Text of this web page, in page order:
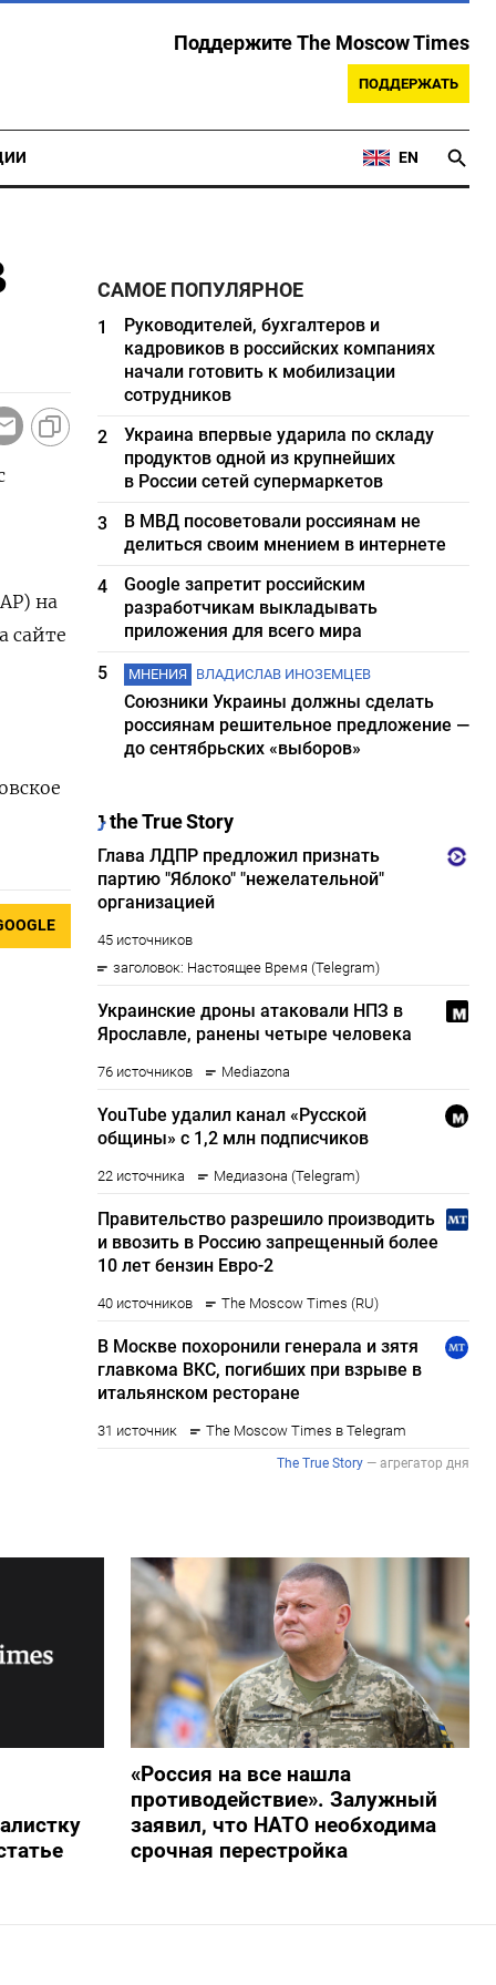
Поддержите The Moscow Times
ПОДДЕРЖАТЬ
EN
на
сайте
САМОЕ ПОПУЛЯРНОЕ
1
Руководителей, бухгалтеров и
кадровиков в российских компаниях
начали готовить к мобилизации
сотрудников
2
Украина впервые ударила по складу
продуктов одной из крупнейших
в России сетей супермаркетов
3
В МВД посоветовали россиянам не
делиться своим мнением в интернете
4
Google запретит российским
разработчикам выкладывать
приложения для всего мира
5
МНЕНИЯ ВЛАДИСЛАВ ИНОЗЕМЦЕВ
Союзники Украины должны сделать
россиянам решительное предложение —
до сентябрьских «выборов»
«Россия на все нашла
противодействие». Залужный
заявил, что НАТО необходима
срочная перестройка